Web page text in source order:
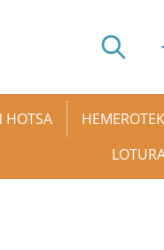
HOTSA